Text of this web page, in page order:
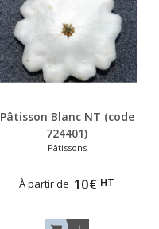
Pâtisson Blanc NT (code
724401)
Pâtissons
À partir de 10€ HT